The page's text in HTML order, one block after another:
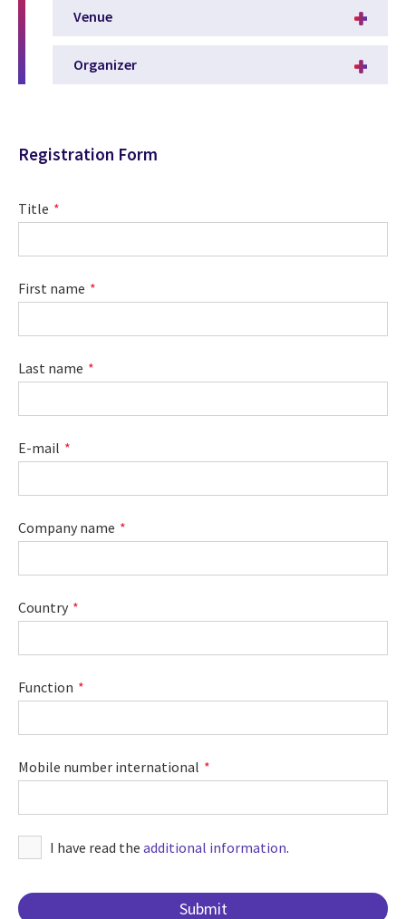
Venue
Organizer
Registration Form
Title
First name
Last name
E-mail
Company name
Country
Function
Mobile number international
I have read the additional information.